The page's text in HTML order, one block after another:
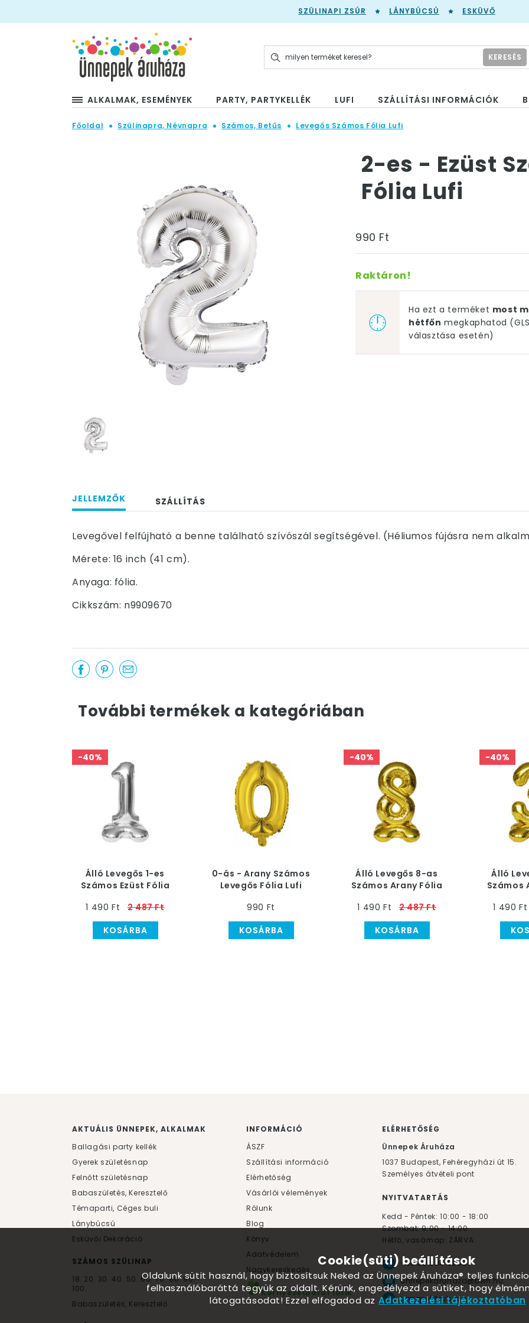
SZÜLINAPI ZSÚR LÁNYBÚCSÚ ESKÜVŐ
KERESÉS
ALKALMAK, ESEMÉNYEK PARTY, PARTYKELLÉK LUFI SZÁLLÍTÁSI INFORMÁCIÓK
Főoldal Szülinapra, Névnapra Számos, Betűs Levegős Számos Fólia Lufi
2-es - Ezüst
Fólia Lufi
990 Ft
Raktáron!
Ha ezt a terméket most
hétfőn megkaphatod
választása esetén)
JELLEMZŐK SZÁLLÍTÁS
Levegővel felfújható a benne található szívószál segítségével. (Héliumos fújásra nem
Mérete: 16 inch (41 cm).
Anyaga: fólia.
Cikkszám: n9909670
További termékek a kategóriában
-40%
Álló Levegős 1-es
Számos Ezüst Fólia
1 490 Ft
2 487 Ft
KOSÁRBA
0-ás - Arany Számos
Levegős Fólia Lufi
990 Ft
KOSÁRBA
-40%
Álló Levegős 8-as
Számos Arany Fólia
1 490 Ft
2 487 Ft
KOSÁRBA
-40%
Álló
Számos
1 490 Ft
AKTUÁLIS ÜNNEPEK, ALKALMAK
Ballagási party kellék
Gyerek születésnap
Felnőtt születésnap
Babaszületés, Keresztelő
Témaparti, Céges buli
Lánybúcsú
Esküvői Dekoráció
SZÁMOS SZÜLINAP
18. 20. 30. 40. 50. 60.70.80.90.
100.
Babaszületés, Keresztelő
INFORMÁCIÓ
ÁSZF
Szállítási információ
Elérhetőség
Vásárlói vélemények
Rólunk
Blog
Könyv
Adatvédelem
Nagykereskedés
Környezetbarát lufik
ELÉRHETŐSÉG
Ünnepek Áruháza
1037 Budapest, Fehéregyházi út 15.
Személyes átvételi pont
NYITVATARTÁS
Kedd - Péntek: 10:00 - 18:00
Szombat: 9:00 - 14:00
Hétfő, vasárnap: ZÁRVA
+36 30 984 6955
unnepekaruhaza@bwh.hu
UnnepekAruhaza
Cookie(süti) beállítások
Oldalunk sütit használ, hogy biztosítsuk Neked az Ünnepek Áruháza® teljes
felhasználóbaráttá tegyük az oldalt. Kérünk, engedélyezd a sütiket, hogy
látogatásodat! Ezzel elfogadod az Adatkezelési tájékoztatóban